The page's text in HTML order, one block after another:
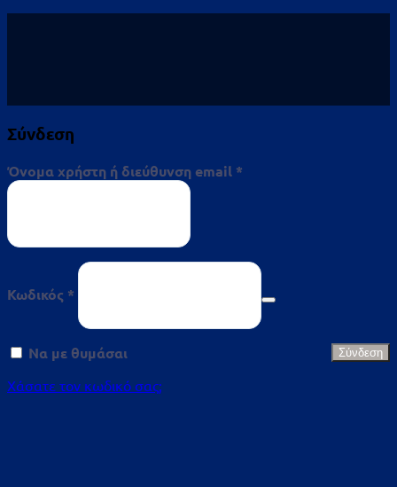
Σύνδεση
Όνομα χρήστη ή διεύθυνση email *
Κωδικός *
Απαιτείται
Να με θυμάσαι Σύνδεση
Χάσατε τον κωδικό σας;